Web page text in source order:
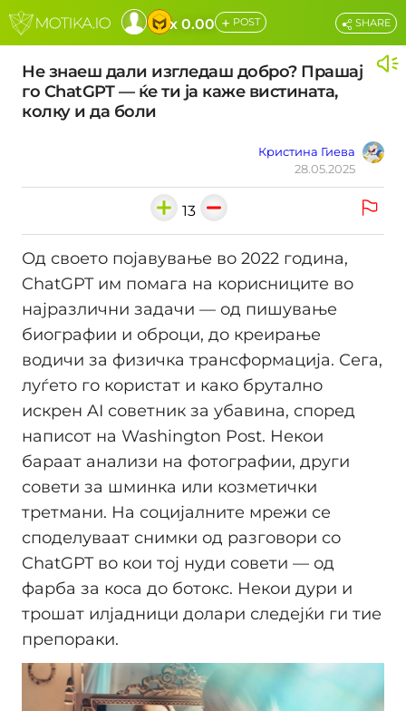
x 0.00 + POST
Не знаеш дали изгледаш добро? Прашај
го ChatGPT — ќе ти ја каже вистината,
колку и да боли
Кристина Гиева
28.05.2025
SHARE
13
Од своето појавување во 2022 година,
ChatGPT им помага на корисниците во
најразлични задачи — од пишување
биографии и оброци, до креирање
водичи за физичка трансформација. Сега,
луѓето го користат и како брутално
искрен AI советник за убавина, според
написот на Washington Post. Некои
бараат анализи на фотографии, други
совети за шминка или козметички
третмани. На социјалните мрежи се
споделуваат снимки од разговори со
ChatGPT во кои тој нуди совети — од
фарба за коса до ботокс. Некои дури и
трошат илјадници долари следејќи ги тие
препораки.